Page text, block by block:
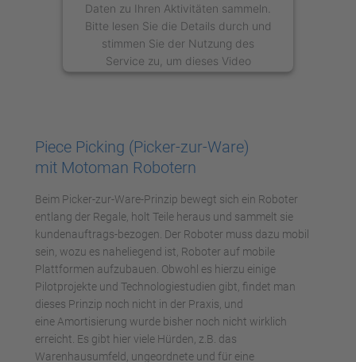
Daten zu Ihren Aktivitäten sammeln.
Bitte lesen Sie die Details durch und
stimmen Sie der Nutzung des
Service zu, um dieses Video
anzusehen.
Akzeptieren
Management Platform
Piece Picking (Picker-zur-Ware)
mit Motoman Robotern
Beim Picker-zur-Ware-Prinzip bewegt sich ein Roboter
entlang der Regale, holt Teile heraus und sammelt sie
kundenauftrags-bezogen. Der Roboter muss dazu mobil
sein, wozu es naheliegend ist, Roboter auf mobile
Plattformen aufzubauen. Obwohl es hierzu einige
Pilotprojekte und Technologiestudien gibt, findet man
dieses Prinzip noch nicht in der Praxis, und
eine Amortisierung wurde bisher noch nicht wirklich
erreicht. Es gibt hier viele Hürden, z.B. das
Warenhausumfeld, ungeordnete und für eine